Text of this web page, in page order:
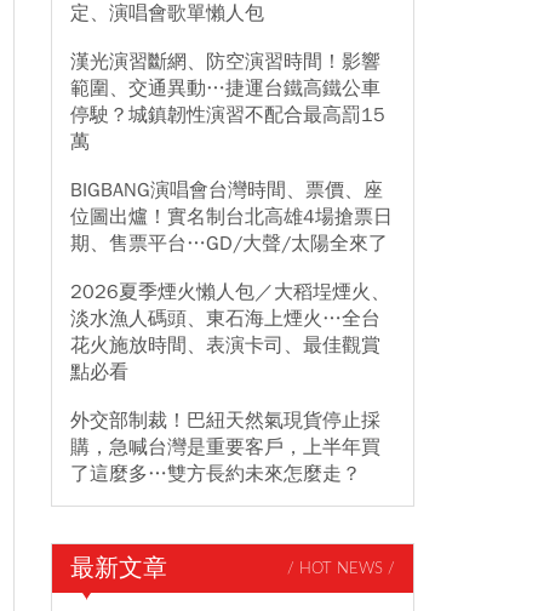
定、演唱會歌單懶人包
漢光演習斷網、防空演習時間！影響
範圍、交通異動…捷運台鐵高鐵公車
停駛？城鎮韌性演習不配合最高罰15
萬
BIGBANG演唱會台灣時間、票價、座
位圖出爐！實名制台北高雄4場搶票日
期、售票平台…GD/大聲/太陽全來了
2026夏季煙火懶人包／大稻埕煙火、
淡水漁人碼頭、東石海上煙火…全台
花火施放時間、表演卡司、最佳觀賞
點必看
外交部制裁！巴紐天然氣現貨停止採
購，急喊台灣是重要客戶，上半年買
了這麼多…雙方長約未來怎麼走？
最新文章 / HOT NEWS /